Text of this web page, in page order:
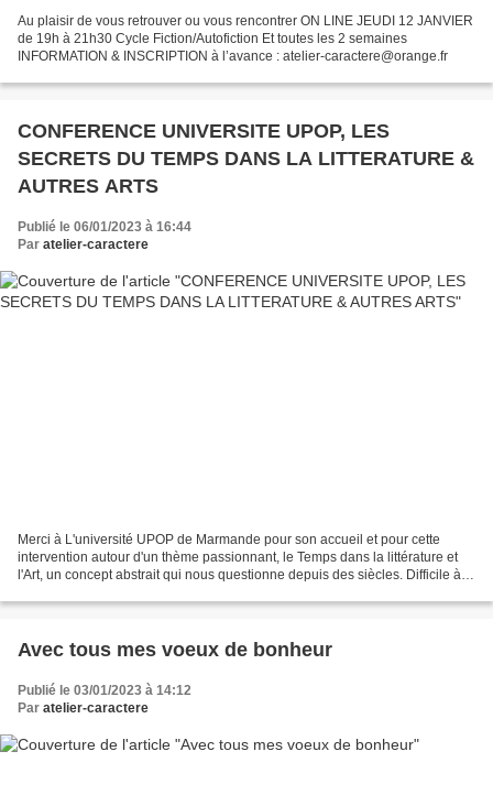
Au plaisir de vous retrouver ou vous rencontrer ON LINE JEUDI 12 JANVIER
de 19h à 21h30 Cycle Fiction/Autofiction Et toutes les 2 semaines
INFORMATION & INSCRIPTION à l’avance : atelier-caractere@orange.fr
CONFERENCE UNIVERSITE UPOP, LES
SECRETS DU TEMPS DANS LA LITTERATURE &
AUTRES ARTS
Publié le 06/01/2023 à 16:44
Par atelier-caractere
Merci à L'université UPOP de Marmande pour son accueil et pour cette
intervention autour d'un thème passionnant, le Temps dans la littérature et
l'Art, un concept abstrait qui nous questionne depuis des siècles. Difficile à
Avec tous mes voeux de bonheur
Publié le 03/01/2023 à 14:12
Par atelier-caractere